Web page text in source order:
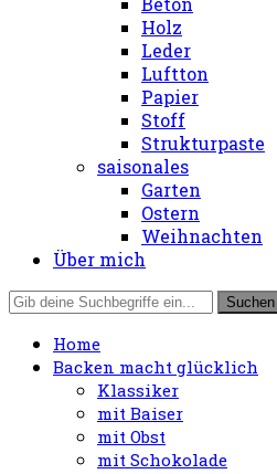
Holz
Leder
Luftton
Papier
Stoff
Strukturpaste
saisonales
Garten
Ostern
Weihnachten
Über mich
Home
Backen macht glücklich
Klassiker
mit Baiser
mit Obst
mit Schokolade